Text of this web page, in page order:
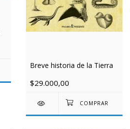
Breve historia de la Tierra
$29.000,00